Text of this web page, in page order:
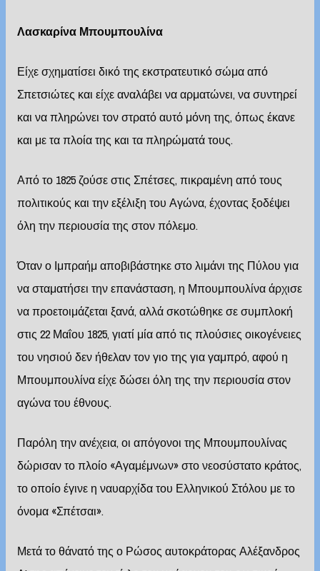
Λασκαρίνα Μπουμπουλίνα
Είχε σχηματίσει δικό της εκστρατευτικό σώμα από
Σπετσιώτες και είχε αναλάβει να αρματώνει, να συντηρεί
και να πληρώνει τον στρατό αυτό μόνη της, όπως έκανε
και με τα πλοία της και τα πληρώματά τους.
Από το 1825 ζούσε στις Σπέτσες, πικραμένη από τους
πολιτικούς και την εξέλιξη του Αγώνα, έχοντας ξοδέψει
όλη την περιουσία της στον πόλεμο.
Όταν ο Ιμπραήμ αποβιβάστηκε στο λιμάνι της Πύλου για
να σταματήσει την επανάσταση, η Μπουμπουλίνα άρχισε
να προετοιμάζεται ξανά, αλλά σκοτώθηκε σε συμπλοκή
στις 22 Μαΐου 1825, γιατί μία από τις πλούσιες οικογένειες
του νησιού δεν ήθελαν τον γιο της για γαμπρό, αφού η
Μπουμπουλίνα είχε δώσει όλη της την περιουσία στον
αγώνα του έθνους.
Παρόλη την ανέχεια, οι απόγονοι της Μπουμπουλίνας
δώρισαν το πλοίο «Αγαμέμνων» στο νεοσύστατο κράτος,
το οποίο έγινε η ναυαρχίδα του Ελληνικού Στόλου με το
όνομα «Σπέτσαι».
Μετά το θάνατό της ο Ρώσος αυτοκράτορας Αλέξανδρος